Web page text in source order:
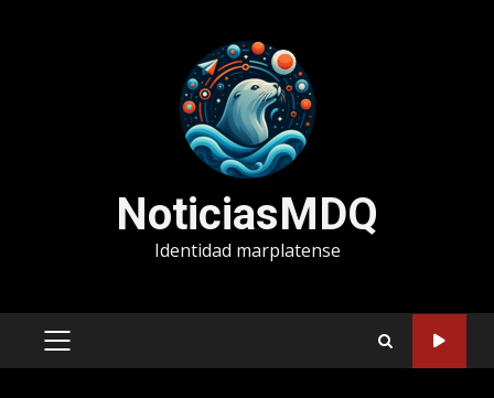
NoticiasMDQ
Identidad marplatense
MENÚ